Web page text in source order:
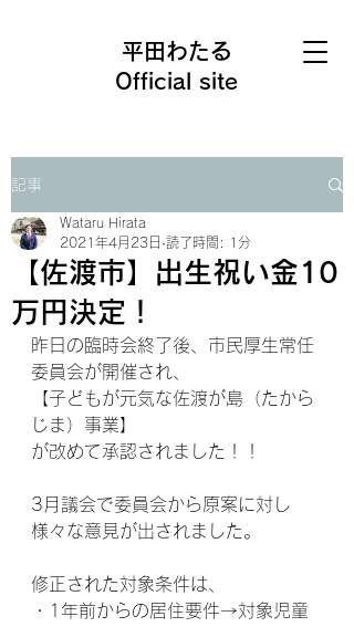
平田わたる
Official site
記事
【佐渡市】出生祝い金10
万円決定！
Wataru Hirata
2021年4月23日 読了時間: 1分
昨日の臨時会終了後、市民厚生常任
委員会が開催され、
【子どもが元気な佐渡が島（たから
じま）事業】
が改めて承認されました！！
3月議会で委員会から原案に対し
様々な意見が出されました。
修正された対象条件は、
・1年前からの居住要件→対象児童